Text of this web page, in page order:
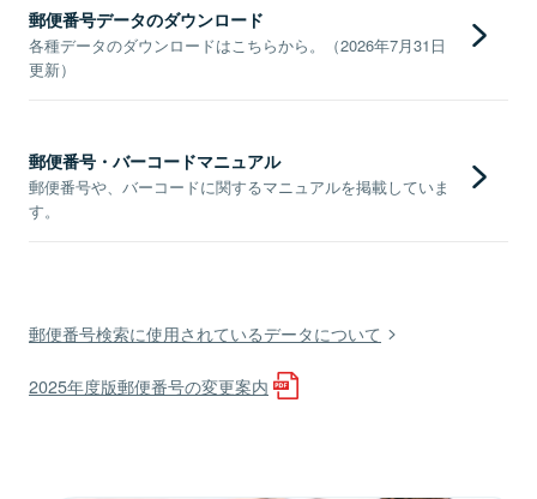
郵便番号データのダウンロード
各種データのダウンロードはこちらから。（2026年7月31日
更新）
郵便番号・バーコードマニュアル
郵便番号や、バーコードに関するマニュアルを掲載していま
す。
郵便番号検索に使用されているデータについて
2025年度版郵便番号の変更案内